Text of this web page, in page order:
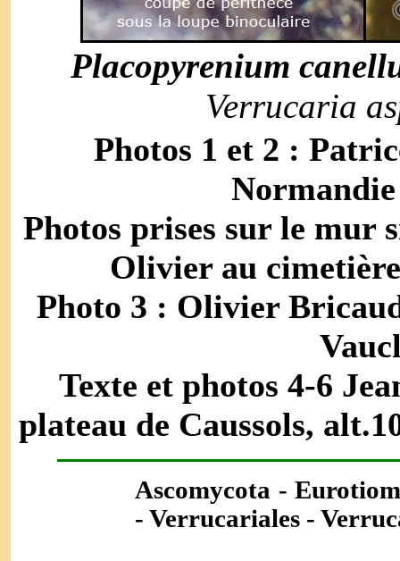
Placopyrenium
Verrucaria
Photos 1 et 2 :
Photos prises sur le mur
Olivier au
Photo 3 : Olivier
Texte et photos 4-6
plateau de Caussols,
Ascomycota -
- Verrucariales -